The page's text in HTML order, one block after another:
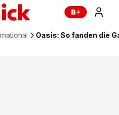
Oasis: So fanden die